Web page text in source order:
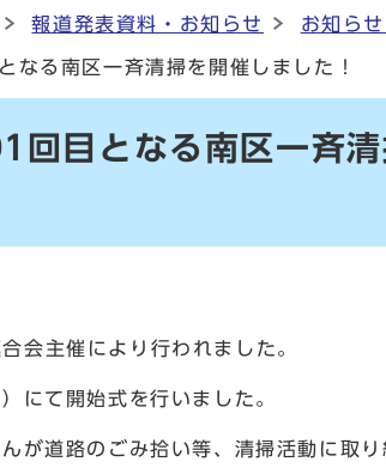
報道発表資料・お知らせ お知ら
る南区一斉清掃を開催しました！
回目となる南区一斉
主催により行われました。
にて開始式を行いました。
道路のごみ拾い等、清掃活動に取り